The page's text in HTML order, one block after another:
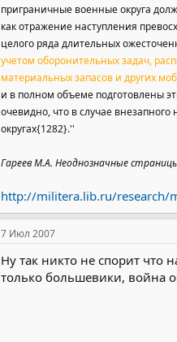
приграничные военные округа
как отражение наступления
целого ряда длительных
учетом оборонительных задач,
материальных запасов и других
и в полном объеме подготовлены
очевидно, что в случае
округах{1282}.''
Гареев М.А. Неоднозначные
http://militera.lib.ru/research/
7 Июл 2007
Ну так никто не спорит что
только большевики, война